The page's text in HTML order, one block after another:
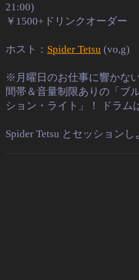
21:00)
￥1500+ドリンクオーダー
ホスト： Spider Tetsu (vo,g)
※月曜日のお仕事に響かな
間帯＆音量制限ありの 「ブ
ション・ライト」！
ドラム
Spider Tetsu とセッション